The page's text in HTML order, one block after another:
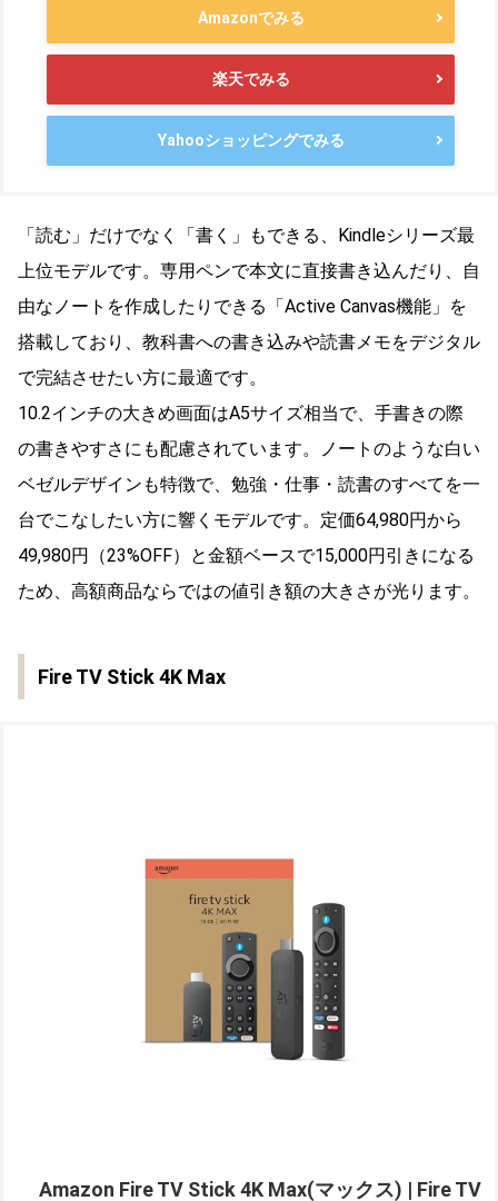
Amazonでみる
楽天でみる
Yahooショッピングでみる
「読む」だけでなく「書く」もできる、Kindleシリーズ最
上位モデルです。専用ペンで本文に直接書き込んだり、自
由なノートを作成したりできる「Active Canvas機能」を
搭載しており、教科書への書き込みや読書メモをデジタル
で完結させたい方に最適です。
10.2インチの大きめ画面はA5サイズ相当で、手書きの際
の書きやすさにも配慮されています。ノートのような白い
ベゼルデザインも特徴で、勉強・仕事・読書のすべてを一
台でこなしたい方に響くモデルです。定価64,980円から
49,980円（23%OFF）と金額ベースで15,000円引きになる
ため、高額商品ならではの値引き額の大きさが光ります。
Fire TV Stick 4K Max
Amazon Fire TV Stick 4K Max(マックス) | Fire TV